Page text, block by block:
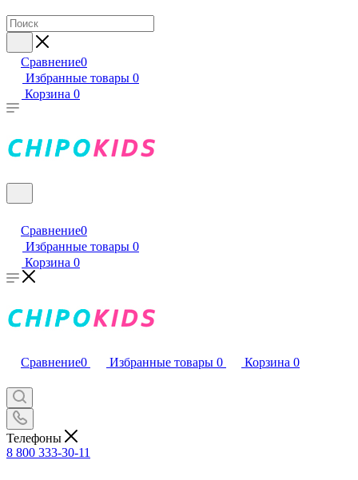
Сравнение0
Избранные товары 0
Корзина 0
Сравнение0
Избранные товары 0
Корзина 0
Сравнение0 Избранные товары 0 Корзина 0
Телефоны
8 800 333-30-11